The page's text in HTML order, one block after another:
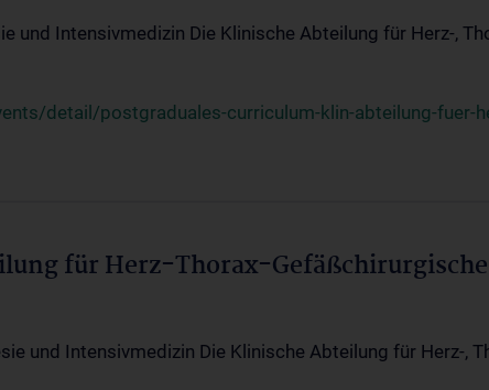
und Intensivmedizin Die Klinische Abteilung für Herz-,
detail/postgraduales-curriculum-klin-abteilung-fuer-
für Herz-Thorax-
und Intensivmedizin Die Klinische Abteilung für Herz-,